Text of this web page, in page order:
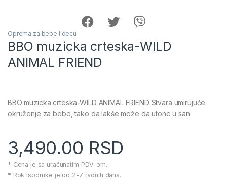
Oprema za bebe i decu
BBO muzicka crteska-WILD
ANIMAL FRIEND
BBO muzicka crteska-WILD ANIMAL FRIEND Stvara umirujuće
okruženje za bebe, tako da lakše može da utone u san
3,490.00 RSD
* Cena je sa uračunatim PDV-om.
* Rok isporuke je od 2-7 radnih dana.